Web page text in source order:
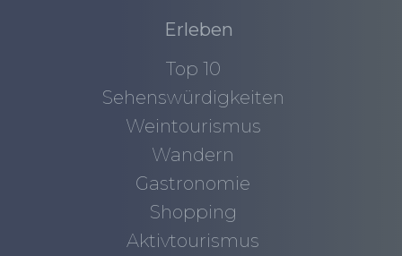
Erleben
Top 10
Sehenswürdigkeiten
Weintourismus
Wandern
Gastronomie
Shopping
Aktivtourismus